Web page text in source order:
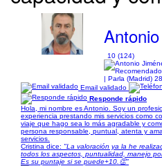
10 (124)
| Parla (Madrid)
Email validado
Responde rápido
Hola, mi nombre es Antonio. Soy un
experiencia prestando mis servicios como
viaje que hago sea lo más agradable y
persona responsable, puntual, atenta y
servicios.
Cristina dice: "La valoración ya la he
todos los aspectos, puntualidad, manejo
Es su puntaje si se puede+10.👏"